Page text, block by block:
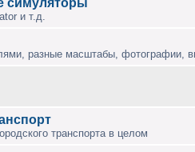
и т.д.
разные масштабы, фотографии,
транспорта в целом